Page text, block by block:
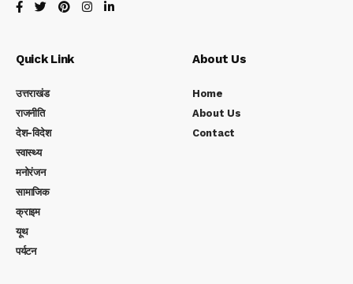
Quick Link
उत्तराखंड
राजनीति
देश-विदेश
स्वास्थ्य
मनोरंजन
सामाजिक
क्राइम
यूथ
पर्यटन
About Us
Home
About Us
Contact